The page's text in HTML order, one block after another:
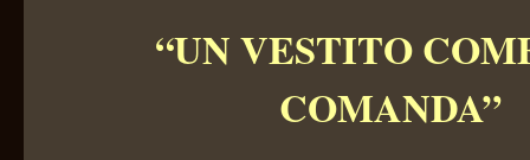
“UN VESTITO
COMANDA”